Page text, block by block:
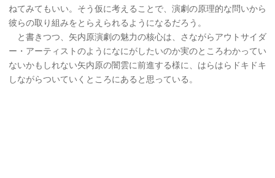
ねてみてもいい。そう仮に考えることで、演劇の原理的な問いから
彼らの取り組みをとらえられるようになるだろう。
と書きつつ、矢内原演劇の魅力の核心は、さながらアウトサイダ
ー・アーティストのようになにがしたいのか実のところわかってい
ないかもしれない矢内原の闇雲に前進する様に、はらはらドキドキ
しながらついていくところにあると思っている。